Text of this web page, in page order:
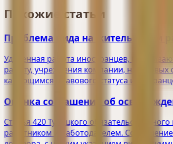
Похожие статьи
Проблема вида на жительство и
Удалённая работа иностранцев,
работу, учреждения компании, налоговых
касающимся правового статуса
Оценка соглашения об
Статья 420 Турецкого
работником и работодателем.